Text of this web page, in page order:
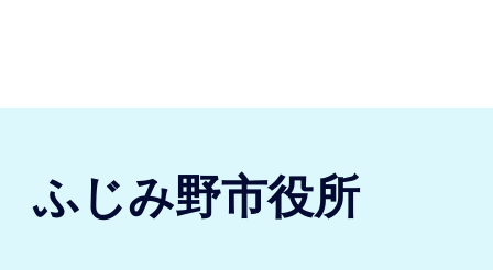
ふじみ野市役所